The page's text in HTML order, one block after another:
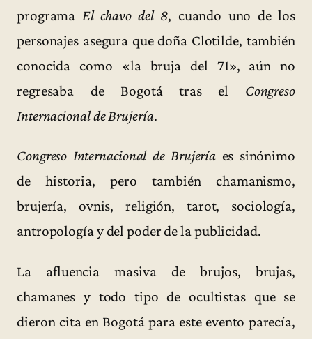
programa El chavo del 8, cuando uno de los
personajes asegura que doña Clotilde, también
conocida como «la bruja del 71», aún no
regresaba de Bogotá tras el Congreso
Internacional de Brujería.
Congreso Internacional de Brujería es sinónimo
de historia, pero también chamanismo,
brujería, ovnis, religión, tarot, sociología,
antropología y del poder de la publicidad.
La afluencia masiva de brujos, brujas,
chamanes y todo tipo de ocultistas que se
dieron cita en Bogotá para este evento parecía,